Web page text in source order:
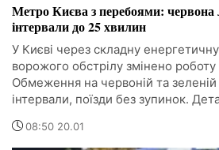
Метро Києва з перебоями: червона
інтервали до 25 хвилин
У Києві через складну
ворожого обстрілу змінено
Обмеження на червоній та зеленій
інтервали, поїзди без зупинок.
08:50 20.01